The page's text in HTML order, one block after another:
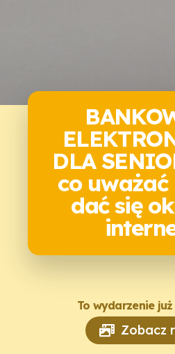
DLA
co
dać się
To wydarzenie
Zobacz